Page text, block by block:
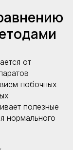
от
побочных
полезные
нормального